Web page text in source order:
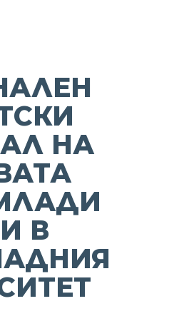
НА
В